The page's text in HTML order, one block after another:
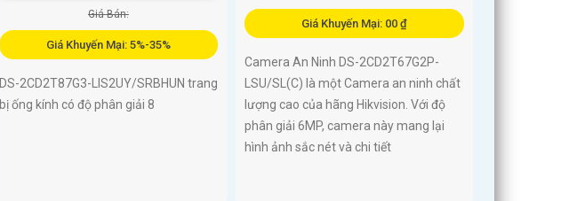
Giá Bán:
Giá Khuyến Mại: 5%-35%
DS-2CD2T87G3-LIS2UY/SRBHUN trang
bị ống kính có độ phân giải 8
Giá Khuyến Mại: 00 ₫
Camera An Ninh DS-2CD2T67G2P-
LSU/SL(C) là một Camera an ninh chất
lượng cao của hãng Hikvision. Với độ
phân giải 6MP, camera này mang lại
hình ảnh sắc nét và chi tiết